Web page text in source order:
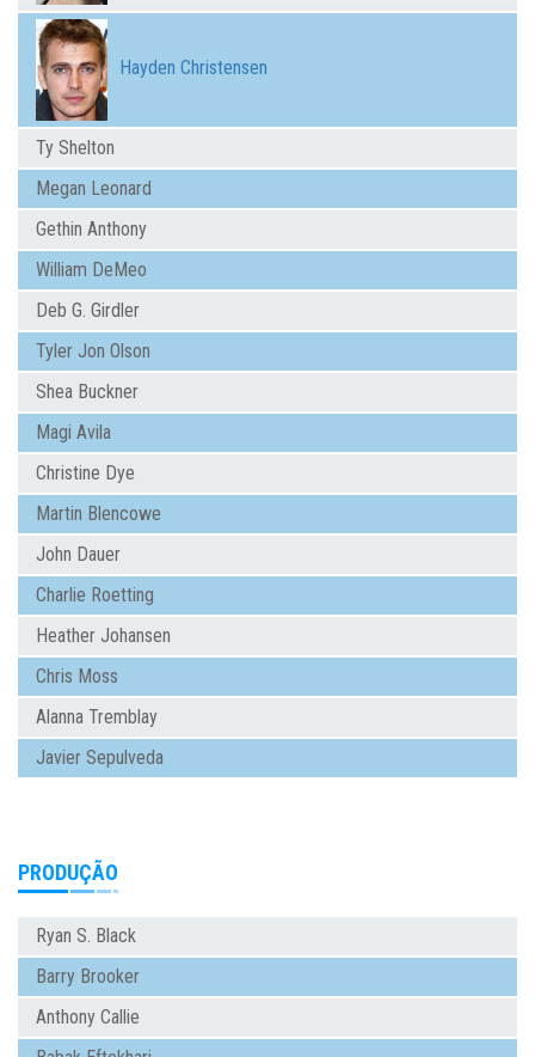
Hayden Christensen
Ty Shelton
Megan Leonard
Gethin Anthony
William DeMeo
Deb G. Girdler
Tyler Jon Olson
Shea Buckner
Magi Avila
Christine Dye
Martin Blencowe
John Dauer
Charlie Roetting
Heather Johansen
Chris Moss
Alanna Tremblay
Javier Sepulveda
PRODUÇÃO
Ryan S. Black
Barry Brooker
Anthony Callie